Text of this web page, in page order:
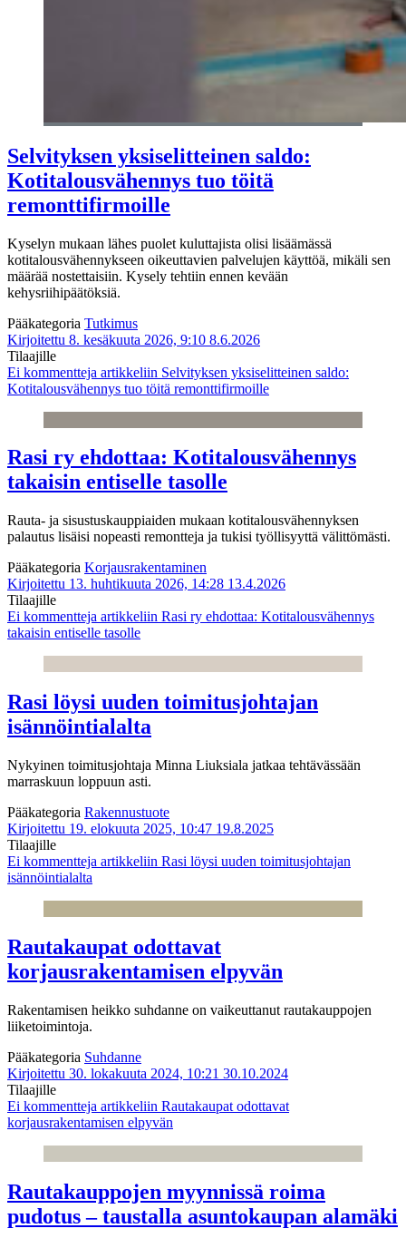
Selvityksen yksiselitteinen saldo:
Kotitalousvähennys tuo töitä
remonttifirmoille
Kyselyn mukaan lähes puolet kuluttajista olisi lisäämässä
kotitalousvähennykseen oikeuttavien palvelujen käyttöä, mikäli sen
määrää nostettaisiin. Kysely tehtiin ennen kevään
kehysriihipäätöksiä.
Pääkategoria Tutkimus
Kirjoitettu 8. kesäkuuta 2026, 9:10 8.6.2026
Tilaajille
Ei kommentteja artikkeliin Selvityksen yksiselitteinen saldo:
Kotitalousvähennys tuo töitä remonttifirmoille
Rasi ry ehdottaa: Kotitalousvähennys
takaisin entiselle tasolle
Rauta- ja sisustuskauppiaiden mukaan kotitalousvähennyksen
palautus lisäisi nopeasti remontteja ja tukisi työllisyyttä välittömästi.
Pääkategoria Korjausrakentaminen
Kirjoitettu 13. huhtikuuta 2026, 14:28 13.4.2026
Tilaajille
Ei kommentteja artikkeliin Rasi ry ehdottaa: Kotitalousvähennys
takaisin entiselle tasolle
Rasi löysi uuden toimitusjohtajan
isännöintialalta
Nykyinen toimitusjohtaja Minna Liuksiala jatkaa tehtävässään
marraskuun loppuun asti.
Pääkategoria Rakennustuote
Kirjoitettu 19. elokuuta 2025, 10:47 19.8.2025
Tilaajille
Ei kommentteja artikkeliin Rasi löysi uuden toimitusjohtajan
isännöintialalta
Rautakaupat odottavat
korjausrakentamisen elpyvän
Rakentamisen heikko suhdanne on vaikeuttanut rautakauppojen
liiketoimintoja.
Pääkategoria Suhdanne
Kirjoitettu 30. lokakuuta 2024, 10:21 30.10.2024
Tilaajille
Ei kommentteja artikkeliin Rautakaupat odottavat
korjausrakentamisen elpyvän
Rautakauppojen myynnissä roima
pudotus – taustalla asuntokaupan alamäki